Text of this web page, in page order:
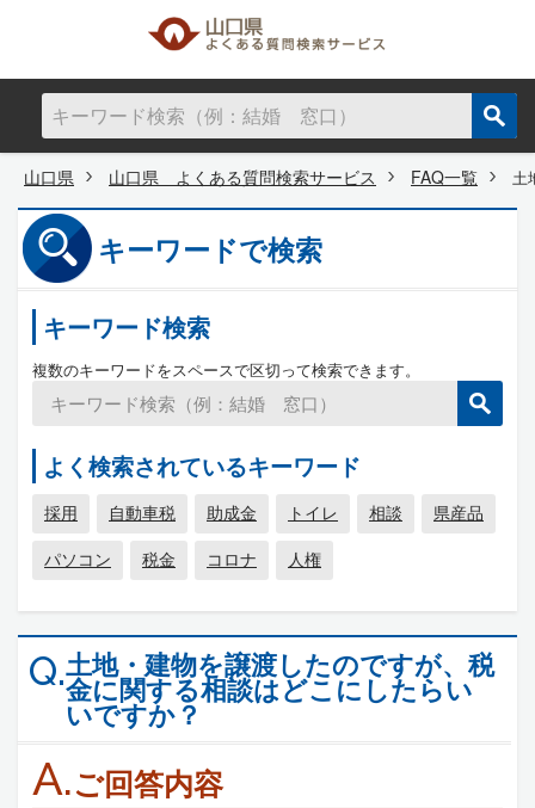
山口県 山口県 よくある質問検索サービス FAQ一覧 土
キーワードで検索
キーワード検索
複数のキーワードをスペースで区切って検索できます。
よく検索されているキーワード
採用 自動車税 助成金 トイレ 相談
県産品
パソコン
税金 コロナ 人権
Q.土地・建物を譲渡したのですが、税
金に関する相談はどこにしたらい
いですか？
A.ご回答内容